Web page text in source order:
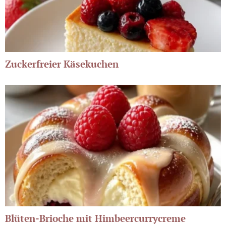
Zuckerfreier Käsekuchen
Blüten-Brioche mit Himbeercurrycreme